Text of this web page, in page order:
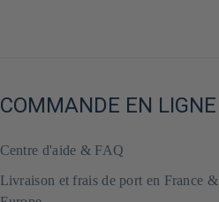
COMMANDE EN LIGNE
Centre d'aide & FAQ
Livraison et frais de port en France &